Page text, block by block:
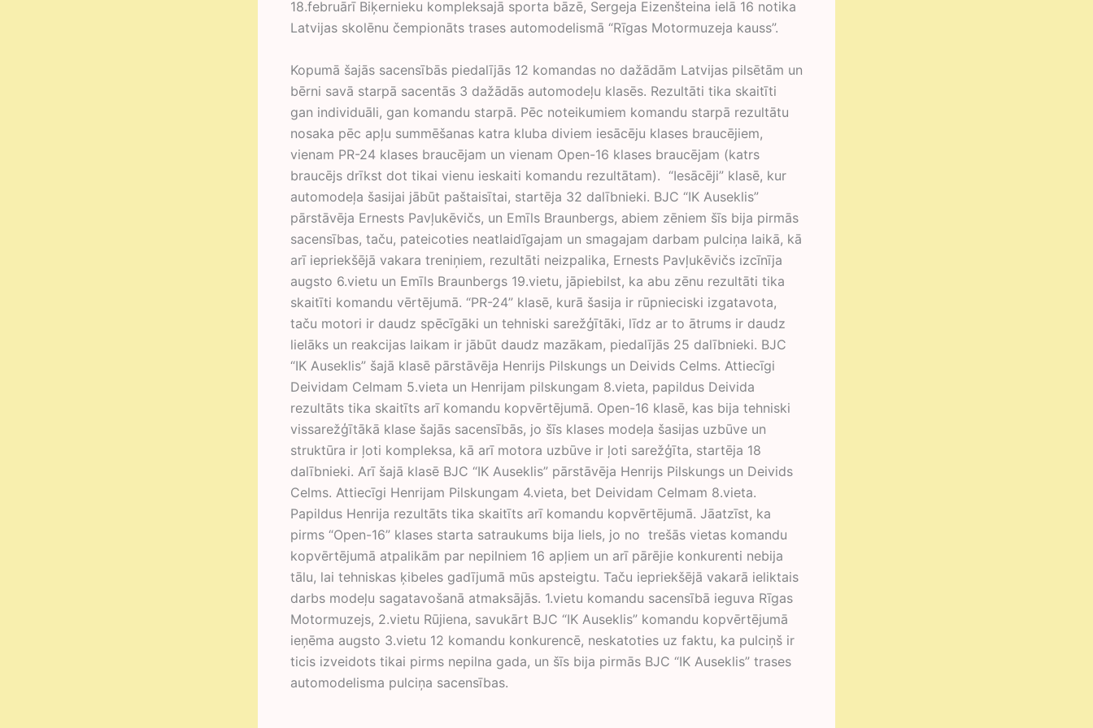
18.februārī Biķernieku kompleksajā sporta bāzē, Sergeja Eizenšteina ielā 16 notika
Latvijas skolēnu čempionāts trases automodelismā “Rīgas Motormuzeja kauss”.
Kopumā šajās sacensībās piedalījās 12 komandas no dažādām Latvijas pilsētām un
bērni savā starpā sacentās 3 dažādās automodeļu klasēs. Rezultāti tika skaitīti
gan individuāli, gan komandu starpā. Pēc noteikumiem komandu starpā rezultātu
nosaka pēc apļu summēšanas katra kluba diviem iesācēju klases braucējiem,
vienam PR-24 klases braucējam un vienam Open-16 klases braucējam (katrs
braucējs drīkst dot tikai vienu ieskaiti komandu rezultātam). “Iesācēji” klasē, kur
automodeļa šasijai jābūt paštaisītai, startēja 32 dalībnieki. BJC “IK Auseklis”
pārstāvēja Ernests Pavļukēvičs, un Emīls Braunbergs, abiem zēniem šīs bija pirmās
sacensības, taču, pateicoties neatlaidīgajam un smagajam darbam pulciņa laikā, kā
arī iepriekšējā vakara treniņiem, rezultāti neizpalika, Ernests Pavļukēvičs izcīnīja
augsto 6.vietu un Emīls Braunbergs 19.vietu, jāpiebilst, ka abu zēnu rezultāti tika
skaitīti komandu vērtējumā. “PR-24” klasē, kurā šasija ir rūpnieciski izgatavota,
taču motori ir daudz spēcīgāki un tehniski sarežģītāki, līdz ar to ātrums ir daudz
lielāks un reakcijas laikam ir jābūt daudz mazākam, piedalījās 25 dalībnieki. BJC
“IK Auseklis” šajā klasē pārstāvēja Henrijs Pilskungs un Deivids Celms. Attiecīgi
Deividam Celmam 5.vieta un Henrijam pilskungam 8.vieta, papildus Deivida
rezultāts tika skaitīts arī komandu kopvērtējumā. Open-16 klasē, kas bija tehniski
vissarežģītākā klase šajās sacensībās, jo šīs klases modeļa šasijas uzbūve un
struktūra ir ļoti kompleksa, kā arī motora uzbūve ir ļoti sarežģīta, startēja 18
dalībnieki. Arī šajā klasē BJC “IK Auseklis” pārstāvēja Henrijs Pilskungs un Deivids
Celms. Attiecīgi Henrijam Pilskungam 4.vieta, bet Deividam Celmam 8.vieta.
Papildus Henrija rezultāts tika skaitīts arī komandu kopvērtējumā. Jāatzīst, ka
pirms “Open-16” klases starta satraukums bija liels, jo no trešās vietas komandu
kopvērtējumā atpalikām par nepilniem 16 apļiem un arī pārējie konkurenti nebija
tālu, lai tehniskas ķibeles gadījumā mūs apsteigtu. Taču iepriekšējā vakarā ieliktais
darbs modeļu sagatavošanā atmaksājās. 1.vietu komandu sacensībā ieguva Rīgas
Motormuzejs, 2.vietu Rūjiena, savukārt BJC “IK Auseklis” komandu kopvērtējumā
ieņēma augsto 3.vietu 12 komandu konkurencē, neskatoties uz faktu, ka pulciņš ir
ticis izveidots tikai pirms nepilna gada, un šīs bija pirmās BJC “IK Auseklis” trases
automodelisma pulciņa sacensības.